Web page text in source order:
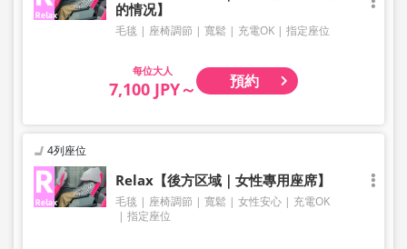
的情况】
毛毯 座椅調節 寬鬆 充電OK 指定座位
大人
7,100 JPY～ 預約
4列座位
Relax【後方区域｜女性專用座席】
毛毯 座椅調節 寬鬆 女性安心
充電OK
指定座位